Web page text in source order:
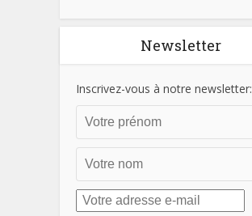
Newsletter
Inscrivez-vous à notre newsletter: